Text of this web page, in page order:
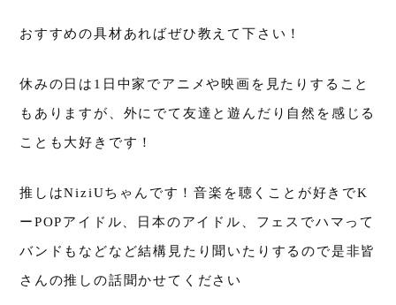
おすすめの具材あればぜひ教えて下さい！
休みの日は1日中家でアニメや映画を見たりすること
もありますが、外にでて友達と遊んだり自然を感じる
ことも大好きです！
推しはNiziUちゃんです！音楽を聴くことが好きでK
ーPOPアイドル、日本のアイドル、フェスでハマって
バンドもなどなど結構見たり聞いたりするので是非皆
さんの推しの話聞かせてください